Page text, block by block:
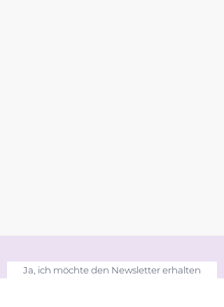
Ja, ich möchte den Newsletter erhalten